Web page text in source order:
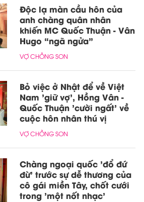
Độc lạ màn cầu hôn của
anh chàng quân nhân
khiến MC Quốc Thuận - Vân
Hugo “ngã ngửa”
VỢ CHỒNG SON
Bỏ việc ở Nhật để về Việt
Nam 'giữ vợ', Hồng Vân -
Quốc Thuận 'cười ngất' về
cuộc hôn nhân thú vị
VỢ CHỒNG SON
Chàng ngoại quốc 'đổ đứ
đừ' trước sự dễ thương của
cô gái miền Tây, chốt cưới
trong 'một nốt nhạc'